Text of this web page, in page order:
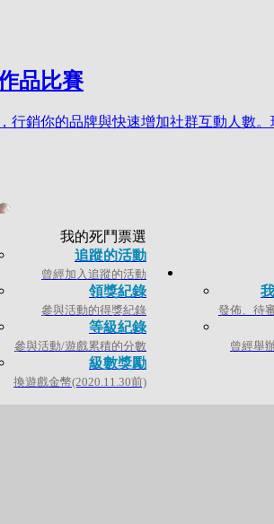
品比賽
銷你的品牌與快速增加社群互動人數。
力邀集投票與分享，品牌宣傳效應達到
我的死鬥票選
追蹤的活動
曾經加入追蹤的活動
領獎紀錄
參與活動的得獎紀錄
等級紀錄
參與活動/遊戲累積的分數
級數獎勵
換遊戲金幣(2020.11.30前)
發佈、待
曾經舉